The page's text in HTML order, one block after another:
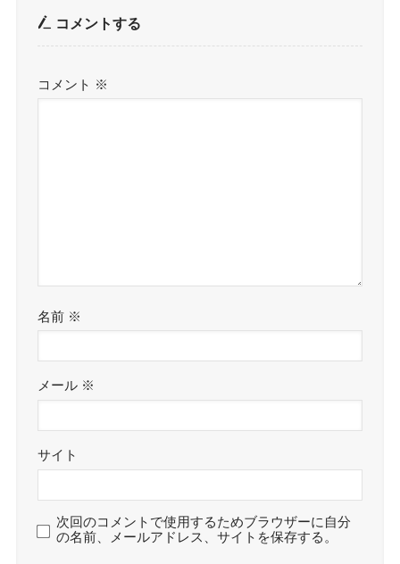
コメントする
コメント ※
名前 ※
メール ※
サイト
次回のコメントで使用するためブラウザーに自分
の名前、メールアドレス、サイトを保存する。